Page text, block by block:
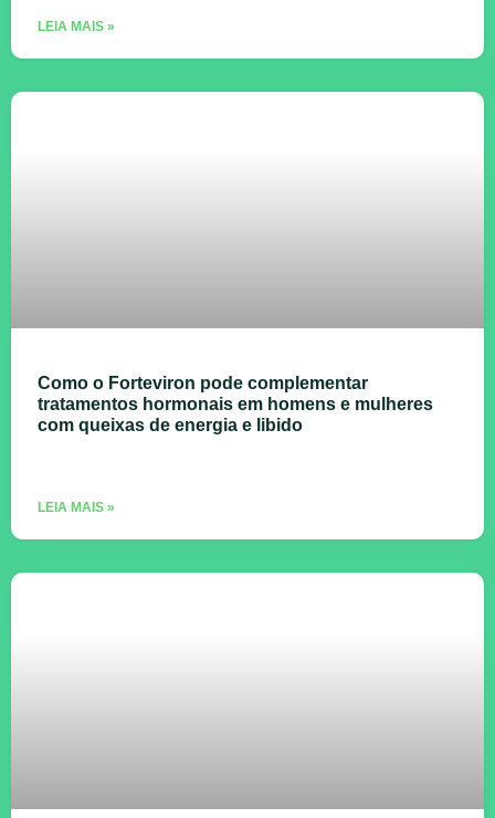
LEIA MAIS »
Como o Forteviron pode complementar
tratamentos hormonais em homens e mulheres
com queixas de energia e libido
LEIA MAIS »